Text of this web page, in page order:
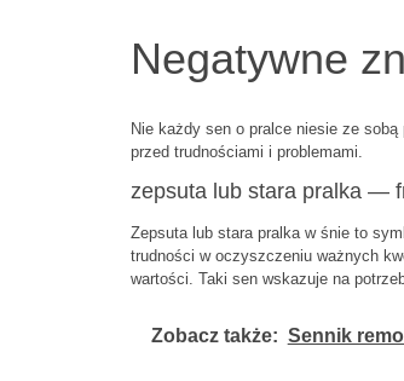
Negatywne
Nie każdy sen o pralce niesie ze
przed trudnościami i problemami.
zepsuta lub stara pralka —
Zepsuta lub stara pralka w śnie to
trudności w oczyszczeniu ważnych
wartości. Taki sen wskazuje na
Zobacz także: Sennik